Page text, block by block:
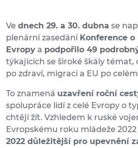
Ve dnech 29. a 30. dubna se
plenární zasedání Konference
Evropy a podpořilo 49
týkajících se široké škály témat,
po zdraví, migraci a EU po
To znamená uzavření roční
spolupráce lidí z celé Evropy o
chtějí žít. Vzhledem k ruské
Evropskému roku mládeže 2022
2022 důležitější pro upevnění